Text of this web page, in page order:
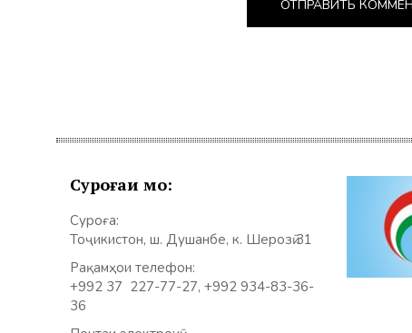
Суроғаи мо:
Суроға:
Тоҷикистон, ш. Душанбе, к. Шерозӣ 31
Рақамҳои телефон:
+992 37 227-77-27, +992 934-83-36-
36